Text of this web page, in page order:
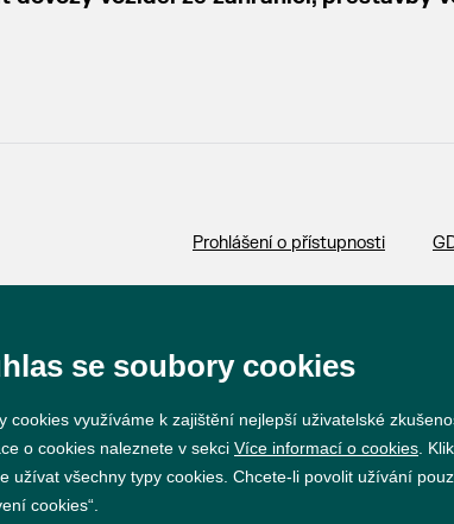
Prohlášení o přístupnosti
se soubory cookies
cookies využíváme k zajištění nejlepší uživatelské
o cookies naleznete v sekci Více informací o cookies .
užívat všechny typy cookies. Chcete-li povolit užívání
cookies“.